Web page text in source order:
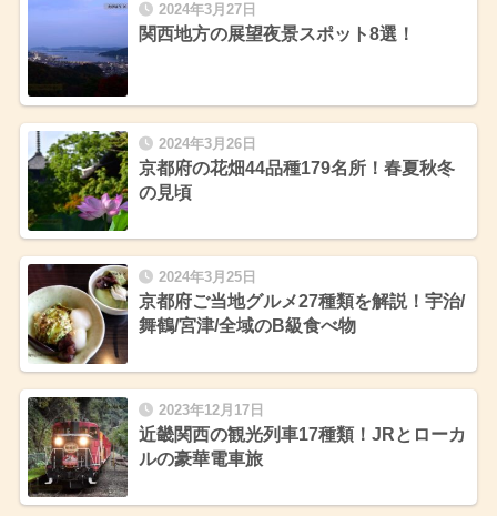
2024年3月27日
関西地方の展望夜景スポット8選！
2024年3月26日
京都府の花畑44品種179名所！春夏秋冬
の見頃
2024年3月25日
京都府ご当地グルメ27種類を解説！宇治/
舞鶴/宮津/全域のB級食べ物
2023年12月17日
近畿関西の観光列車17種類！JRとローカ
ルの豪華電車旅